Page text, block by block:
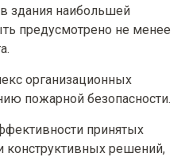
здания наибольшей
предусмотрено не менее
организационных
пожарной безопасности.
принятых
решений,